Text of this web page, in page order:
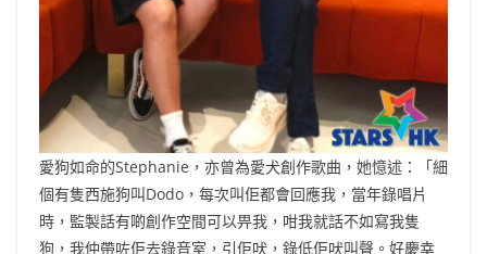
愛狗如命的Stephanie，亦曾為愛犬創作歌曲，她憶述：「細
個有隻西施狗叫Dodo，每次叫佢都會回應我，當年錄唱片
時，監製話有啲創作空間可以畀我，咁我就話不如寫我隻
狗，我仲帶咗佢去錄音室，引佢吠，錄低佢吠叫聲。好慶幸